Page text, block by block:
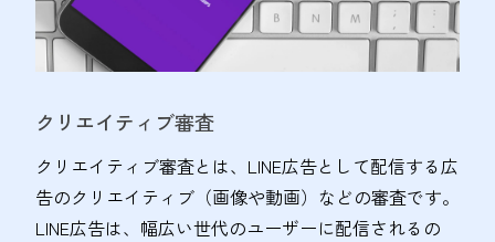
クリエイティブ審査
クリエイティブ審査とは、LINE広告として配信する広
告のクリエイティブ（画像や動画）などの審査です。
LINE広告は、幅広い世代のユーザーに配信されるの